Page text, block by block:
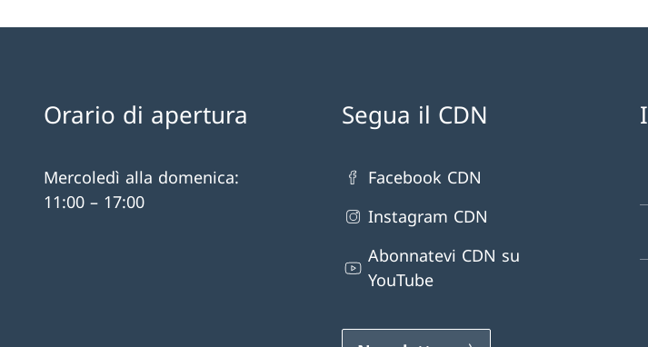
Orario di apertura
Mercoledì alla domenica:
11:00 – 17:00
Segua il CDN
Facebook CDN
Instagram CDN
Abonnatevi CDN su
YouTube